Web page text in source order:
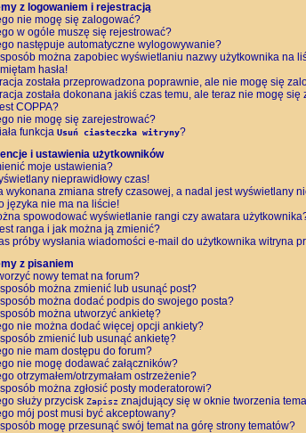
z logowaniem i rejestracją
nie mogę się zalogować?
w ogóle muszę się rejestrować?
następuje automatyczne wylogowywanie?
można zapobiec wyświetlaniu nazwy użytkownika na
hasła!
została przeprowadzona poprawnie, ale nie mogę się
została dokonana jakiś czas temu, ale teraz nie mogę się
COPPA?
nie mogę się zarejestrować?
funkcja Usuń ciasteczka witryny?
i ustawienia użytkowników
moje ustawienia?
nieprawidłowy czas!
wykonana zmiana strefy czasowej, a nadal jest wyświetlany
języka nie ma na liście!
spowodować wyświetlanie rangi czy awatara
ranga i jak można ją zmienić?
próby wysłania wiadomości e-mail do użytkownika witryna
z pisaniem
nowy temat na forum?
można zmienić lub usunąć post?
można dodać podpis do swojego posta?
można utworzyć ankietę?
nie można dodać więcej opcji ankiety?
zmienić lub usunąć ankietę?
nie mam dostępu do forum?
nie mogę dodawać załączników?
otrzymałem/otrzymałam ostrzeżenie?
można zgłosić posty moderatorowi?
służy przycisk Zapisz znajdujący się w oknie tworzenia
mój post musi być akceptowany?
mogę przesunąć swój temat na górę strony tematów?